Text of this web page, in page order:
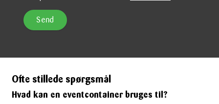
Ofte stillede spørgsmål
Hvad kan en eventcontainer bruges til?